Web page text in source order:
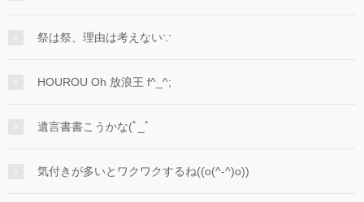
祭は祭、理由は考えない∵
HOUROU Oh 放浪王 f^_^;
遺言書書こうかな(ﾟ_ﾟ
気付きが多いとワクワクするね((o(^-^)o))